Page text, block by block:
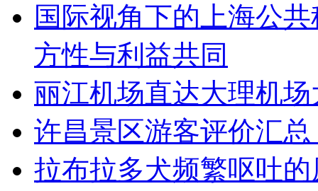
国际视角下的上海公
方性与利益共同
丽江机场直达大理机
许昌景区游客评价汇
拉布拉多犬频繁呕吐